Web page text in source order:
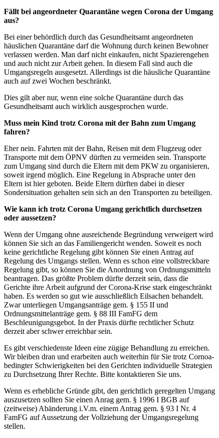
Fällt bei angeordneter Quarantäne wegen Corona der Umgang
aus?
Bei einer behördlich durch das Gesundheitsamt angeordneten
häuslichen Quarantäne darf die Wohnung durch keinen Bewohner
verlassen werden. Man darf nicht einkaufen, nicht Spazierengehen
und auch nicht zur Arbeit gehen. In diesem Fall sind auch die
Umgangsregeln ausgesetzt. Allerdings ist die häusliche Quarantäne
auch auf zwei Wochen beschränkt.
Dies gilt aber nur, wenn eine solche Quarantäne durch das
Gesundheitsamt auch wirklich ausgesprochen wurde.
Muss mein Kind trotz Corona mit der Bahn zum Umgang
fahren?
Eher nein. Fahrten mit der Bahn, Reisen mit dem Flugzeug oder
Transporte mit dem ÖPNV dürften zu vermeiden sein. Transporte
zum Umgang sind durch die Eltern mit dem PKW zu organisieren,
soweit irgend möglich. Eine Regelung in Absprache unter den
Eltern ist hier geboten. Beide Eltern dürften dabei in dieser
Sondersituation gehalten sein sich an den Transporten zu beteiligen.
Wie kann ich trotz Corona Umgang gerichtlich durchsetzen
oder aussetzen?
Wenn der Umgang ohne ausreichende Begründung verweigert wird
können Sie sich an das Familiengericht wenden. Soweit es noch
keine gerichtliche Regelung gibt können Sie einen Antrag auf
Regelung des Umgangs stellen. Wenn es schon eine vollstreckbare
Regelung gibt, so können Sie die Anordnung von Ordnungsmitteln
beantragen. Das größte Problem dürfte derzeit sein, dass die
Gerichte ihre Arbeit aufgrund der Corona-Krise stark eingeschränkt
haben. Es werden so gut wie ausschließlich Eilsachen behandelt.
Zwar unterliegen Umgangsanträge gem. § 155 II und
Ordnungsmittelanträge gem. § 88 III FamFG dem
Beschleunigungsgebot. In der Praxis dürfte rechtlicher Schutz
derzeit aber schwer erreichbar sein.
Es gibt verschiedenste Ideen eine zügige Behandlung zu erreichen.
Wir bleiben dran und erarbeiten auch weiterhin für Sie trotz Cornoa-
bedingter Schwierigkeiten bei den Gerichten individuelle Strategien
zu Durchsetzung Ihrer Rechte. Bitte kontaktieren Sie uns.
Wenn es erhebliche Gründe gibt, den gerichtlich geregelten Umgang
auszusetzen sollten Sie einen Anrag gem. § 1996 I BGB auf
(zeitweise) Abänderung i.V.m. einem Antrag gem. § 93 I Nr. 4
FamFG auf Aussetzung der Vollziehung der Umgangsregelung
stellen.